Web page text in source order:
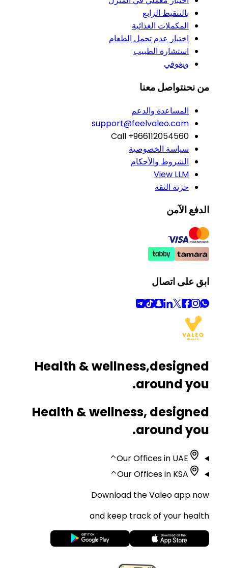
بالتنقيط الرابع
المكملات الغذائية
اختبار عدم تحمل الطعام
استشارة الطبيب
ويغوفي
من نحنتواصل معنا
المساعدة والدعم
support@feelvaleo.com
Call +966112054560
سياسة الخصوصية
الشروط والأحكام
View LLM
خزنة الثقة
الدفع الآمن
ابق على اتصال
Health & wellness,designed
around you.
Health & wellness, designed
around you.
Our Offices in UAE
⌃
Our Offices in KSA
⌃
Download the Valeo app now
and keep track of your health